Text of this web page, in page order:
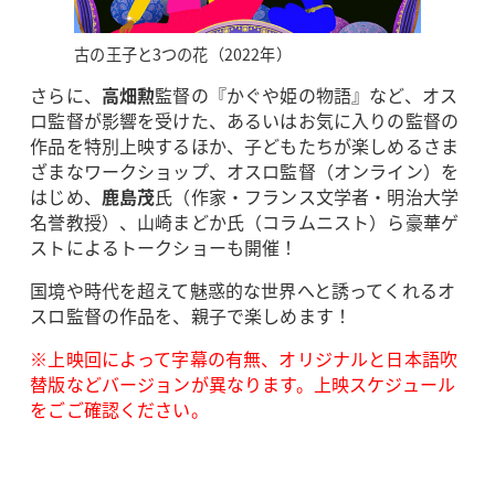
古の王子と3つの花（2022年）
さらに、 高畑勲監督の『かぐや姫の物語』など、オス
ロ監督が影響を受けた、あるいはお気に入りの監督の
作品を特別上映するほか、子どもたちが楽しめるさま
ざまなワークショップ、オスロ監督（オンライン）を
はじめ、 鹿島茂氏（作家・フランス文学者・明治大学
名誉教授）、山崎まどか氏（コラムニスト）ら豪華ゲ
ストによるトークショーも開催！
国境や時代を超えて魅惑的な世界へと誘ってくれるオ
スロ監督の作品を、親子で楽しめます！
※上映回によって字幕の有無、オリジナルと日本語吹
替版などバージョンが異なります。上映スケジュール
をごご確認ください。